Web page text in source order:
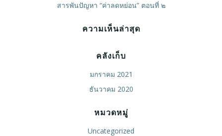
สารพันปัญหา “ค่าลดหย่อน” ตอนที่ ๒
ความเห็นล่าสุด
คลังเก็บ
มกราคม 2021
ธันวาคม 2020
หมวดหมู่
Uncategorized